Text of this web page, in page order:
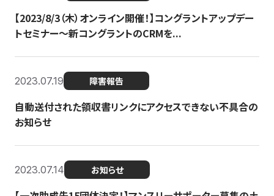
【2023/8/3（木）オンライン開催！】コングラントアップデー
トセミナー〜新コングラントのCRMを...
2023.07.19 障害報告
自動送付された領収書リンクにアクセスできない不具合の
お知らせ
2023.07.14 お知らせ